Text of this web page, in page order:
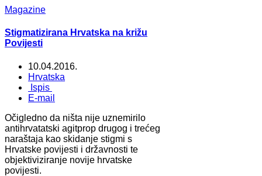
Magazine
Stigmatizirana Hrvatska na križu
Povijesti
10.04.2016.
Hrvatska
Ispis
E-mail
Očigledno da ništa nije uznemirilo
antihrvatatski agitprop drugog i trećeg
naraštaja kao skidanje stigmi s
Hrvatske povijesti i državnosti te
objektiviziranje novije hrvatske
povijesti.